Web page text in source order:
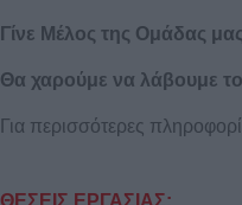
Γίνε Μέλος της Ομάδας
Θα χαρούμε να λάβουμε
Για περισσότερες